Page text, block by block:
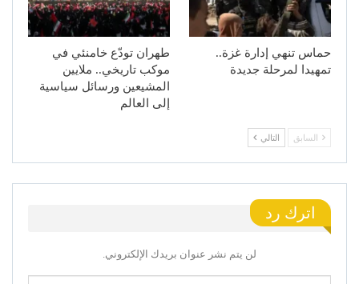
حماس تنهي إدارة غزة..
تمهيدا لمرحلة جديدة
طهران تودّع خامنئي في
موكب تاريخي.. ملايين
المشيعين ورسائل سياسية
إلى العالم
السابق التالي
اترك رد
لن يتم نشر عنوان بريدك الإلكتروني.